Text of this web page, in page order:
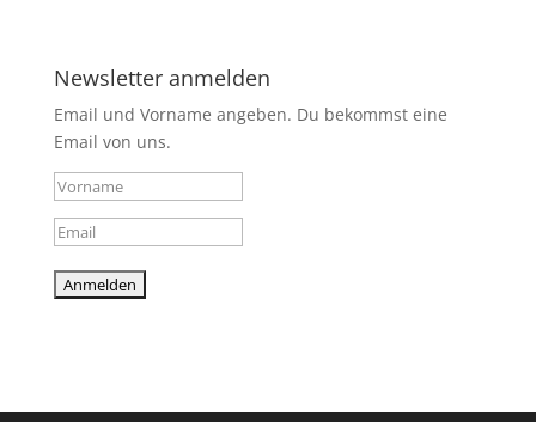
Newsletter anmelden
Email und Vorname angeben. Du bekommst eine
Email von uns.